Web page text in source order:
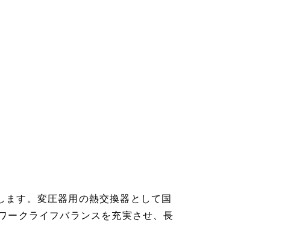
す。変圧器用の熱交換器として国
ークライフバランスを充実させ、長